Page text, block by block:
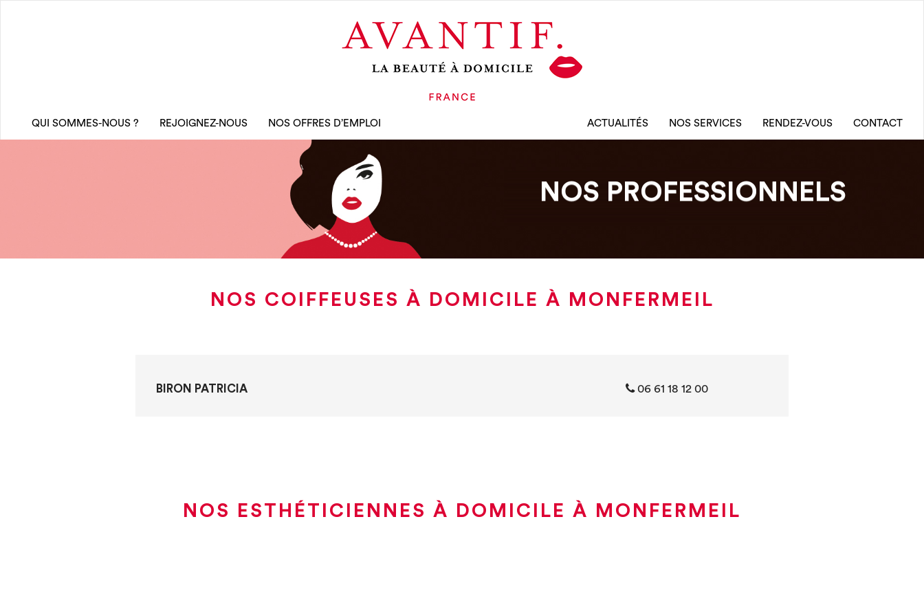
QUI SOMMES-NOUS ? REJOIGNEZ-NOUS NOS OFFRES D’EMPLOI ACTUALITÉS NOS SERVICES RENDEZ-VOUS CONTACT
NOS PROFESSIONNELS
NOS COIFFEUSES À DOMICILE À MONFERMEIL
BIRON PATRICIA 06 61 18 12 00
NOS ESTHÉTICIENNES À DOMICILE À MONFERMEIL